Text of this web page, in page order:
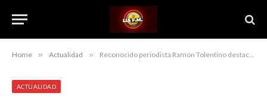
Home » Actualidad » Reconocido periodista Ramón Tolentino destaca los grandes aportes del comunicador y líder social Salvador Holguín en su pueblo El Pino Dajabón; manifiesta: “La provincia completa debe sentirse orgulloso de su hijo llamado Salvador”
ACTUALIDAD